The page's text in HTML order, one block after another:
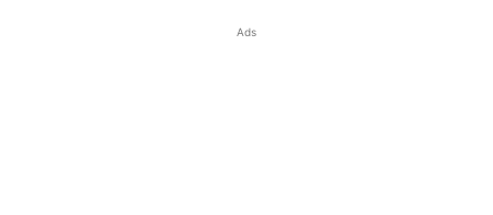
Ads